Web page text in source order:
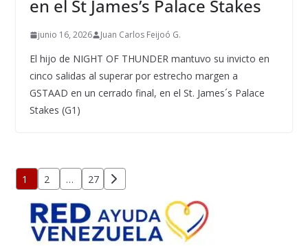
en el St James’s Palace Stakes
junio 16, 2026 Juan Carlos Feijoó G.
El hijo de NIGHT OF THUNDER mantuvo su invicto en
cinco salidas al superar por estrecho margen a
GSTAAD en un cerrado final, en el St. James´s Palace
Stakes (G1)
Paginación
de
entradas
1 2 … 27